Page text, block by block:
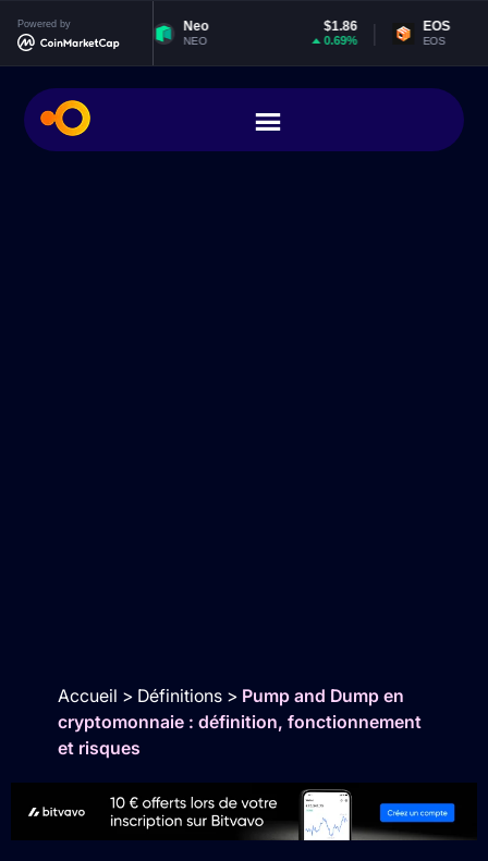
Powered byNeo $1.86
NEO 0.69%
EOS $0.064727
EOS 0.29%
Accueil > Définitions> Pump and Dump en
cryptomonnaie : définition, fonctionnement
et risques